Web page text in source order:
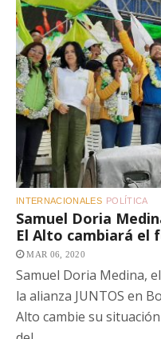
INTERNACIONALES POLÍTICA
Samuel Doria
El Alto cambiará el
MAR 06, 2020
Samuel Doria Medina,
la alianza JUNTOS en
Alto cambie su